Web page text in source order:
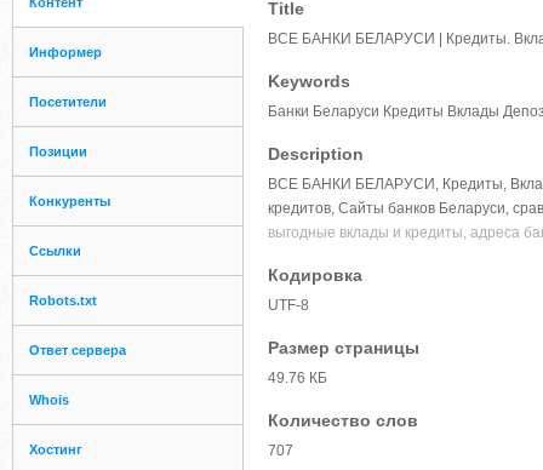
Информер
Посетители
Позиции
Конкуренты
Ссылки
Robots.txt
Ответ сервера
Whois
Хостинг
Title
ВСЕ БАНКИ БЕЛАРУСИ | Кредиты.
Keywords
Банки Беларуси Кредиты Вклады
Description
ВСЕ БАНКИ БЕЛАРУСИ, Кредиты,
кредитов, Сайты банков Беларуси,
выгодные вклады и кредиты, адреса
Кодировка
UTF-8
Размер страницы
49.76 КБ
Количество слов
707